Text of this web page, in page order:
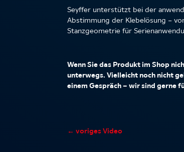
Seyffer unterstützt bei der
Abstimmung der Klebelösung –
Stanzgeometrie für
Wenn Sie das Produkt im Shop
unterwegs. Vielleicht noch nicht
einem Gespräch – wir sind gerne
←voriges Video